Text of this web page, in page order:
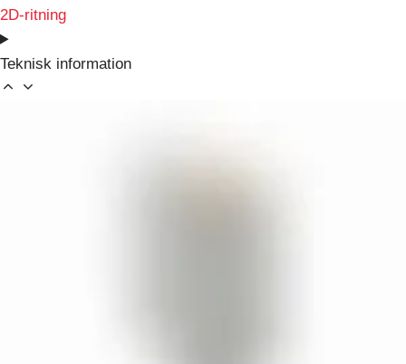
2D-ritning
Teknisk information